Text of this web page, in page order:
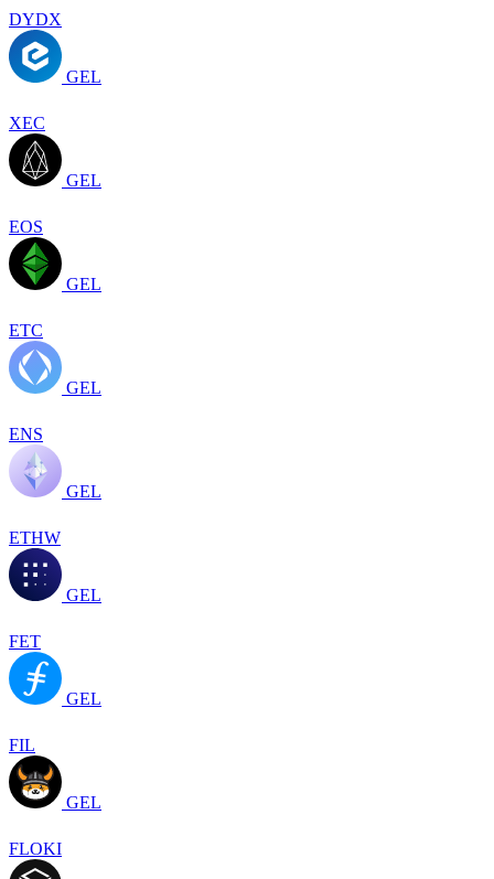
DYDX
GEL
XEC
GEL
EOS
GEL
ETC
GEL
ENS
GEL
ETHW
GEL
FET
GEL
FIL
GEL
FLOKI